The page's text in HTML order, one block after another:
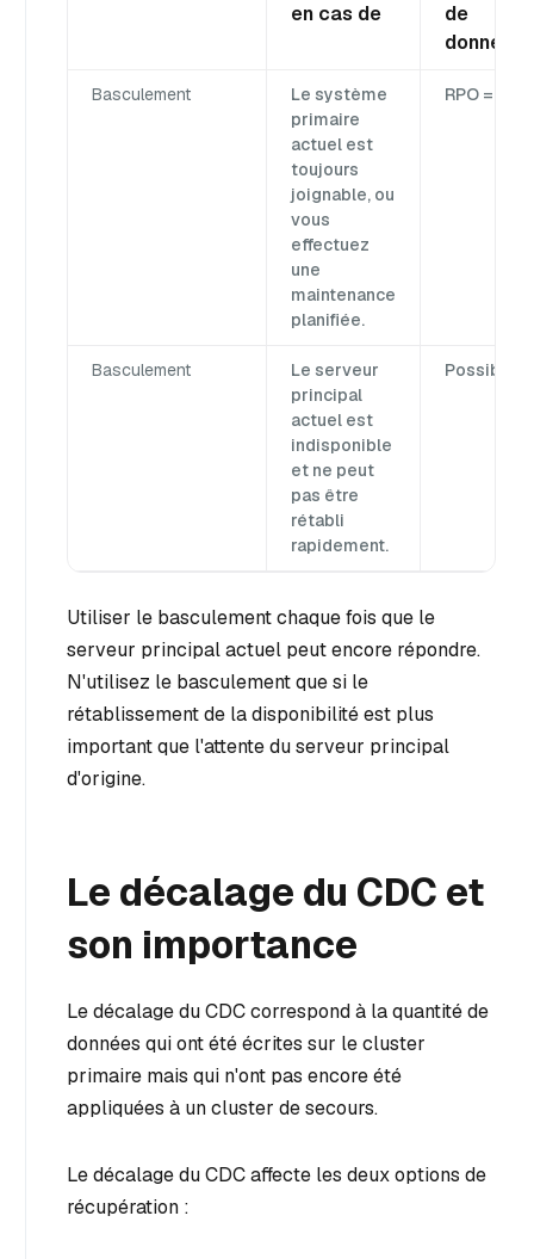
en cas de
de
données
Basculement
Le système
primaire
actuel est
toujours
joignable, ou
vous
effectuez
une
maintenance
planifiée.
RPO = 0
Basculement
Le serveur
principal
actuel est
indisponible
et ne peut
pas être
rétabli
rapidement.
Possible
Utiliser le basculement chaque fois que le
serveur principal actuel peut encore répondre.
N'utilisez le basculement que si le
rétablissement de la disponibilité est plus
important que l'attente du serveur principal
d'origine.
Le décalage du CDC et
son importance
Le décalage du CDC correspond à la quantité de
données qui ont été écrites sur le cluster
primaire mais qui n'ont pas encore été
appliquées à un cluster de secours.
Le décalage du CDC affecte les deux options de
récupération :